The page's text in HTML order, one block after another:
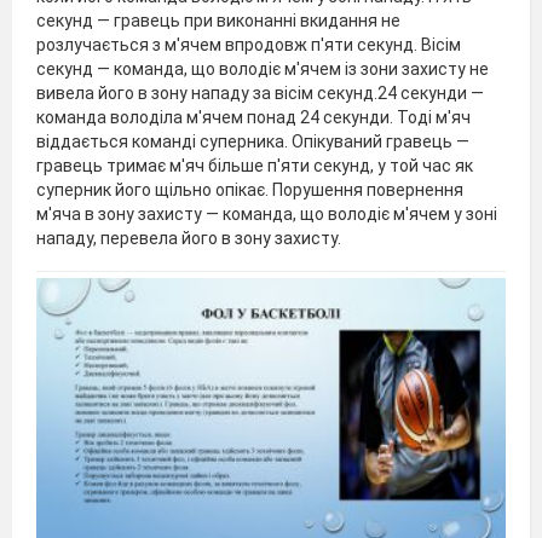
секунд — гравець при виконанні вкидання не
розлучається з м'ячем впродовж п'яти секунд. Вісім
секунд — команда, що володіє м'ячем із зони захисту не
вивела його в зону нападу за вісім секунд.24 секунди —
команда володіла м'ячем понад 24 секунди. Тоді м'яч
віддається команді суперника. Опікуваний гравець —
гравець тримає м'яч більше п'яти секунд, у той час як
суперник його щільно опікає. Порушення повернення
м'яча в зону захисту — команда, що володіє м'ячем у зоні
нападу, перевела його в зону захисту.